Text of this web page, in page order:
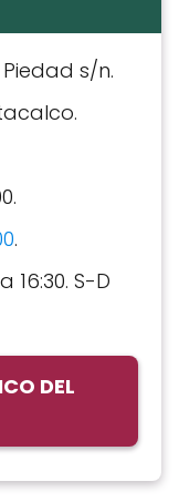
s/n.
.
16:30. S-D
DEL